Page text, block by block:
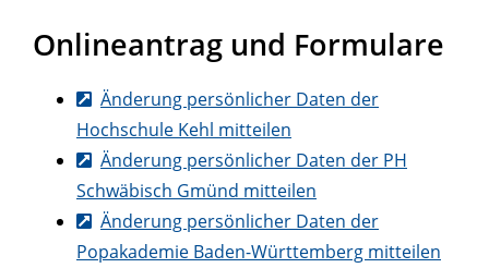
Onlineantrag und Formulare
Änderung persönlicher Daten der
Hochschule Kehl mitteilen
Änderung persönlicher Daten der PH
Schwäbisch Gmünd mitteilen
Änderung persönlicher Daten der
Popakademie Baden-Württemberg mitteilen